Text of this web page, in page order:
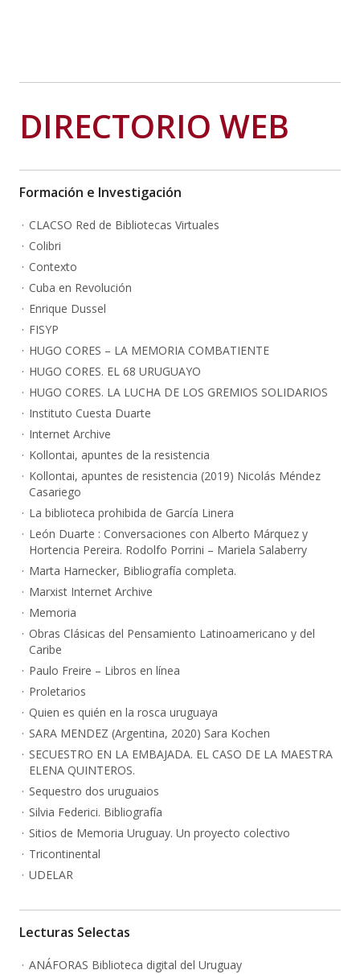
DIRECTORIO WEB
Formación e Investigación
CLACSO Red de Bibliotecas Virtuales
Colibri
Contexto
Cuba en Revolución
Enrique Dussel
FISYP
HUGO CORES – LA MEMORIA COMBATIENTE
HUGO CORES. EL 68 URUGUAYO
HUGO CORES. LA LUCHA DE LOS GREMIOS SOLIDARIOS
Instituto Cuesta Duarte
Internet Archive
Kollontai, apuntes de la resistencia
Kollontai, apuntes de resistencia (2019) Nicolás Méndez
Casariego
La biblioteca prohibida de García Linera
León Duarte : Conversaciones con Alberto Márquez y
Hortencia Pereira. Rodolfo Porrini – Mariela Salaberry
Marta Harnecker, Bibliografía completa.
Marxist Internet Archive
Memoria
Obras Clásicas del Pensamiento Latinoamericano y del
Caribe
Paulo Freire – Libros en línea
Proletarios
Quien es quién en la rosca uruguaya
SARA MENDEZ (Argentina, 2020) Sara Kochen
SECUESTRO EN LA EMBAJADA. EL CASO DE LA MAESTRA
ELENA QUINTEROS.
Sequestro dos uruguaios
Silvia Federici. Bibliografía
Sitios de Memoria Uruguay. Un proyecto colectivo
Tricontinental
UDELAR
Lecturas Selectas
ANÁFORAS Biblioteca digital del Uruguay